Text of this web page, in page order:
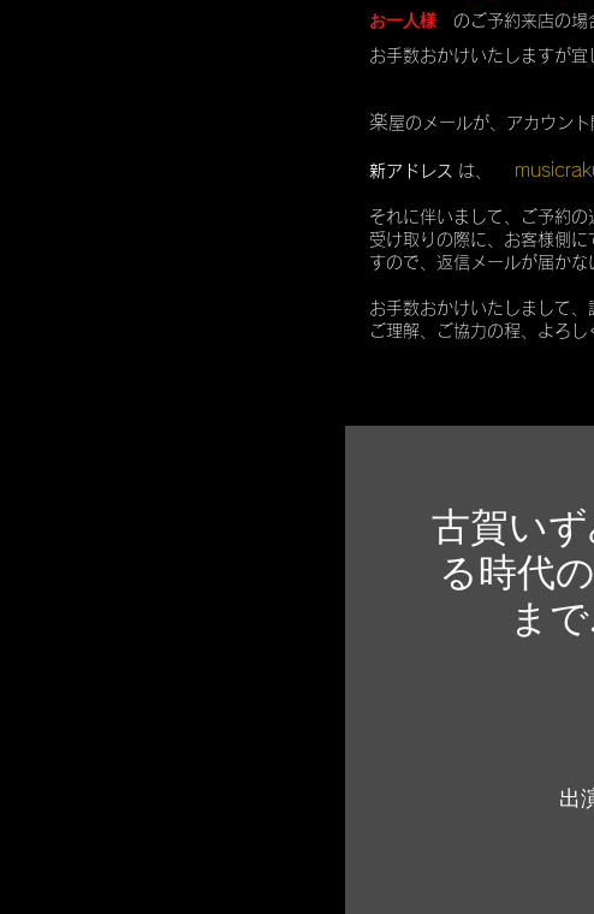
お一人様 のご予約来店の場
お手数おかけいたしますが
楽屋のメールが、アカウント
新アドレス は、
それに伴いまして、ご予約
受け取りの際に、お客様側
すので、返信メールが届か
お手数おかけいたしまして、
ご理解、ご協力の程、よろ
古賀いず
る時代
ま
出